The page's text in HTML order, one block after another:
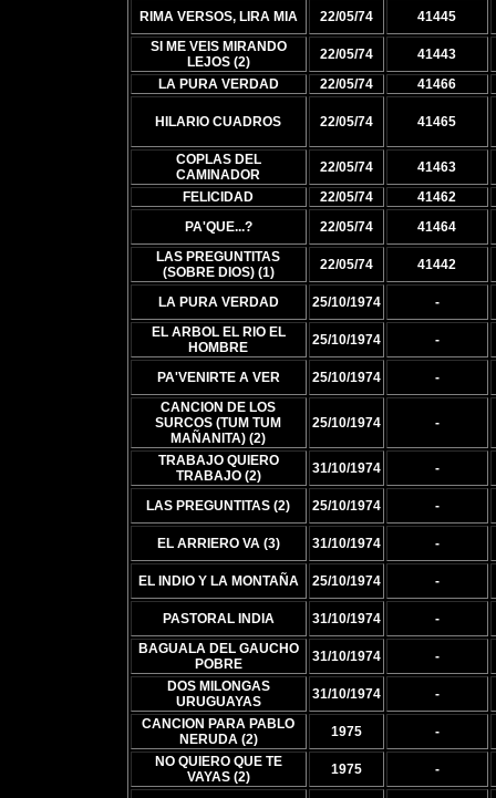
RIMA VERSOS, LIRA MIA 22/05/74
41445
SI ME VEIS MIRANDO
LEJOS (2)
22/05/74
41443
LA PURA VERDAD
22/05/74 41466
HILARIO CUADROS 22/05/74 41465
COPLAS DEL
CAMINADOR
22/05/74
41463
FELICIDAD
22/05/74
41462
PA'QUE...?
22/05/74
41464
LAS PREGUNTITAS
(SOBRE DIOS) (1)
22/05/74 41442
LA PURA VERDAD 25/10/1974
-
EL ARBOL EL RIO EL
HOMBRE
25/10/1974 -
PA'VENIRTE A VER 25/10/1974
-
CANCION DE LOS
SURCOS (TUM TUM
MAÑANITA) (2)
25/10/1974 -
TRABAJO QUIERO
TRABAJO (2)
31/10/1974 -
LAS PREGUNTITAS (2) 25/10/1974 -
EL ARRIERO VA (3) 31/10/1974 -
EL INDIO Y LA MONTAÑA 25/10/1974 -
PASTORAL INDIA 31/10/1974
-
BAGUALA DEL GAUCHO
POBRE
31/10/1974
-
DOS MILONGAS
URUGUAYAS
31/10/1974
-
CANCION PARA PABLO
NERUDA (2)
1975
-
NO QUIERO QUE TE
VAYAS (2)
1975 -